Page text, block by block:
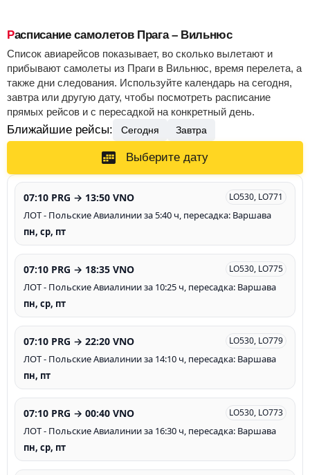
Расписание самолетов Прага – Вильнюс
Список авиарейсов показывает, во сколько вылетают и
прибывают самолеты из Праги в Вильнюс, время перелета, а
также дни следования. Используйте календарь на сегодня,
завтра или другую дату, чтобы посмотреть расписание
прямых рейсов и с пересадкой на конкретный день.
Ближайшие рейсы: Сегодня Завтра
Выберите дату
07:10 PRG → 13:50 VNO LO530, LO771
ЛОТ - Польские Авиалинии за 5:40 ч, пересадка: Варшава
пн, ср, пт
07:10 PRG → 18:35 VNO LO530, LO775
ЛОТ - Польские Авиалинии за 10:25 ч, пересадка: Варшава
пн, ср, пт
07:10 PRG → 22:20 VNO LO530, LO779
ЛОТ - Польские Авиалинии за 14:10 ч, пересадка: Варшава
пн, пт
07:10 PRG → 00:40 VNO LO530, LO773
ЛОТ - Польские Авиалинии за 16:30 ч, пересадка: Варшава
пн, ср, пт